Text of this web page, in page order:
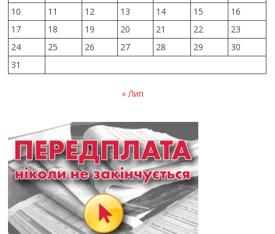
10
11 12 13 14 15
16
17
18 19 20 21 22
23
24
25 26 27 28 29
30
31
« Лип